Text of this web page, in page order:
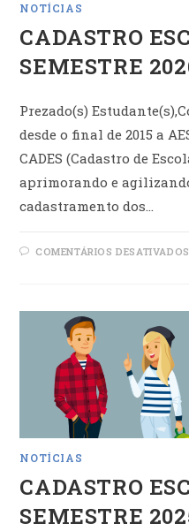
NOTÍCIAS
CADASTRO
SEMESTRE
Prezado(s)
desde o final de 2015 a
CADES (Cadastro de
aprimorando e
cadastramento dos…
COMENTÁRIOS DESATIVADOS
NOTÍCIAS
CADASTRO
SEMESTRE